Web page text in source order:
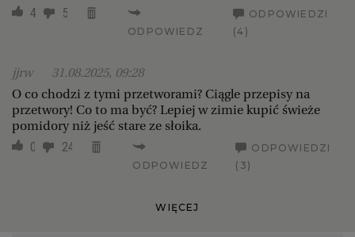
4 5
ODPOWIEDZ
ODPOWIEDZI
(4)
jjrw
31.08.2025, 09:28
O co chodzi z tymi przetworami? Ciągle przepisy na
przetwory! Co to ma być? Lepiej w zimie kupić świeże
pomidory niż jeść stare ze słoika.
0 24
ODPOWIEDZ
ODPOWIEDZI
(3)
WIĘCEJ